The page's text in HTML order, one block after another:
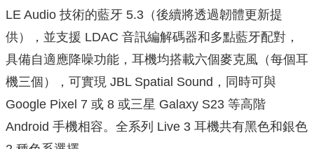
LE Audio 技術的藍牙 5.3（後續將透過韌體更新提
供），並支援 LDAC 音訊編解碼器和多點藍牙配對，
具備自適應降噪功能，耳機均搭載六個麥克風（每個耳
機三個），可實現 JBL Spatial Sound，同時可與
Google Pixel 7 或 8 或三星 Galaxy S23 等高階
Android 手機相容。全系列 Live 3 耳機共有黑色和銀色